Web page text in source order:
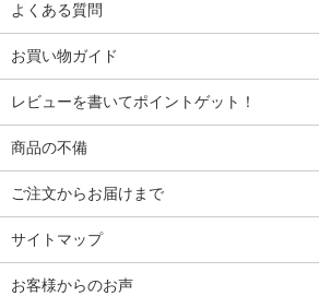
よくある質問
お買い物ガイド
レビューを書いてポイントゲット！
商品の不備
ご注文からお届けまで
サイトマップ
お客様からのお声